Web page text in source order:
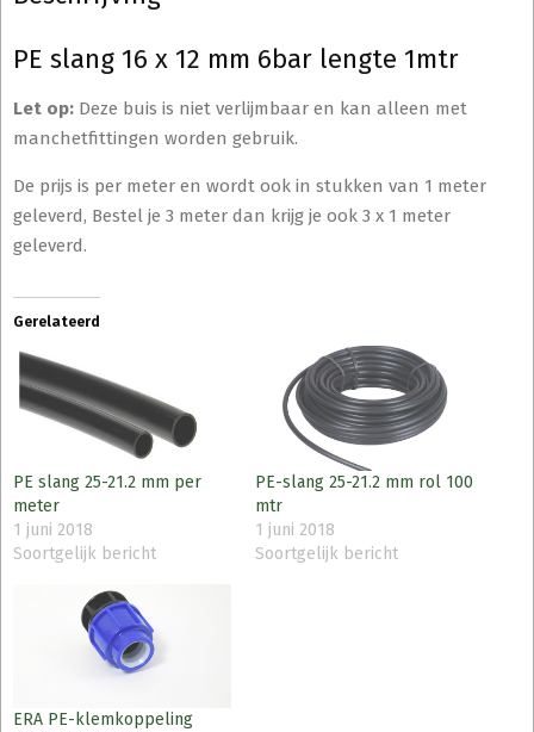
PE slang 16 x 12 mm 6bar lengte 1mtr
Let op: Deze buis is niet verlijmbaar en kan alleen met
manchetfittingen worden gebruik.
De prijs is per meter en wordt ook in stukken van 1 meter
geleverd, Bestel je 3 meter dan krijg je ook 3 x 1 meter
geleverd.
Gerelateerd
PE slang 25-21.2 mm per
meter
1 juni 2018
Soortgelijk bericht
PE-slang 25-21.2 mm rol 100
mtr
1 juni 2018
Soortgelijk bericht
ERA PE-klemkoppeling